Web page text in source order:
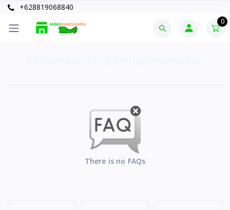
+628819068840
0
There is no FAQs